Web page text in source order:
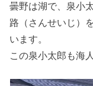
曇野は湖で、泉小
路（さんせいじ）
います。
この泉小太郎も海